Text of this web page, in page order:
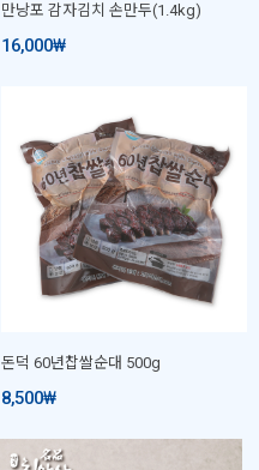
만낭포 감자김치 손만두(1.4kg)
16,000₩
돈덕 60년찹쌀순대 500g
8,500₩